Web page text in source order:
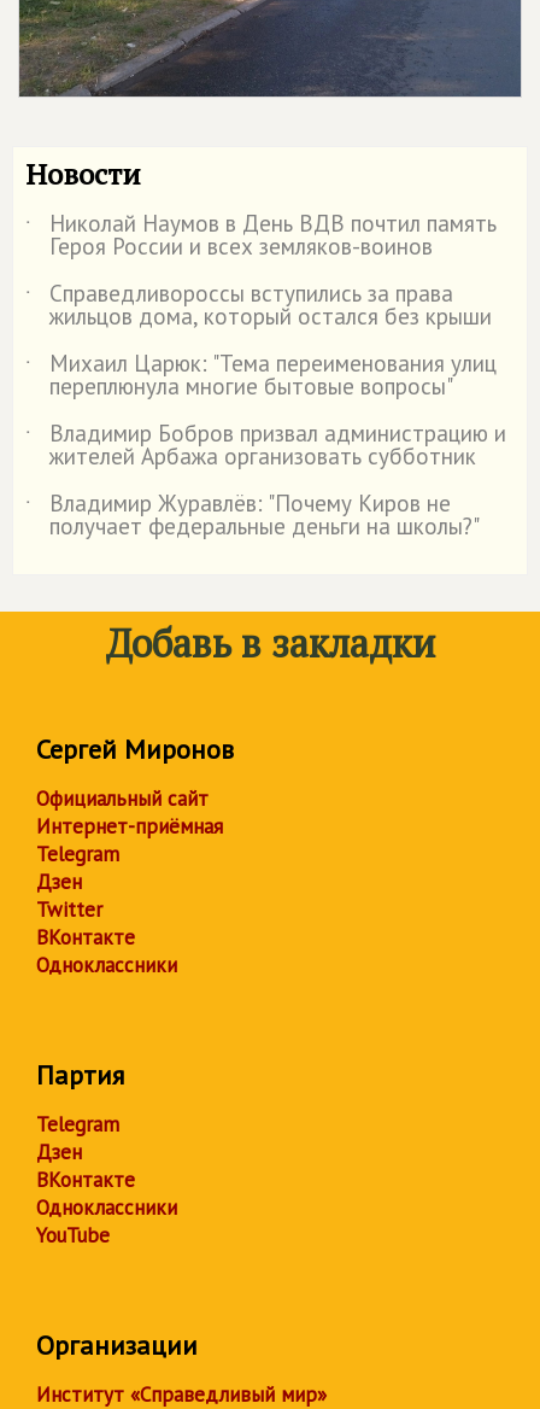
Новости
˙ Николай Наумов в День ВДВ почтил память
Героя России и всех земляков-воинов
˙
Справедливороссы вступились за права
жильцов дома, который остался без крыши
˙
Михаил Царюк: "Тема переименования улиц
переплюнула многие бытовые вопросы"
˙
Владимир Бобров призвал администрацию и
жителей Арбажа организовать субботник
˙
Владимир Журавлёв: "Почему Киров не
получает федеральные деньги на школы?"
Добавь в закладки
Сергей Миронов
Официальный сайт
Интернет-приёмная
Telegram
Дзен
Twitter
ВКонтакте
Одноклассники
Партия
Telegram
Дзен
ВКонтакте
Одноклассники
YouTube
Организации
Институт «Справедливый мир»